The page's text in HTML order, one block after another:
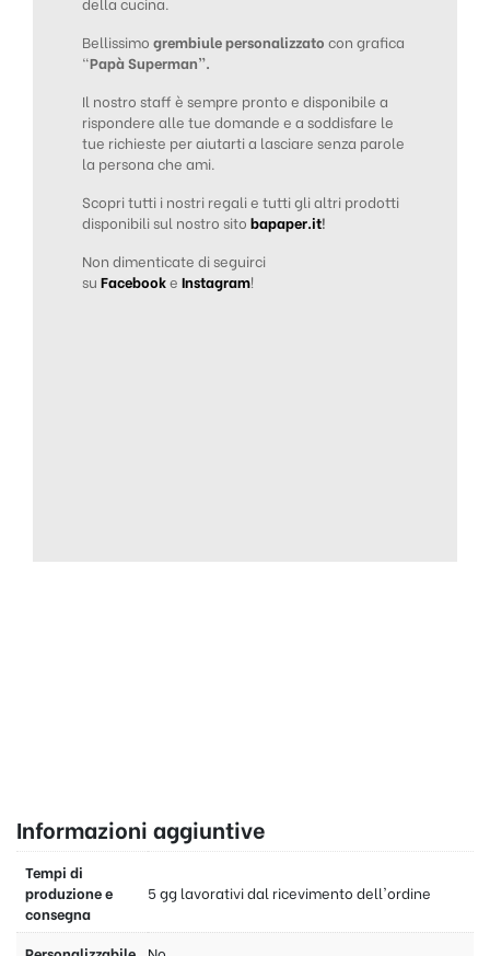
Bellissimo grembiule personalizzato con grafica
“Papà Superman”.
Il nostro staff è sempre pronto e disponibile a
rispondere alle tue domande e a soddisfare le
tue richieste per aiutarti a lasciare senza parole
la persona che ami.
Scopri tutti i nostri regali e tutti gli altri prodotti
disponibili sul nostro sito bapaper.it!
Non dimenticate di seguirci
su Facebooke Instagram!
Informazioni aggiuntive
Tempi di
produzione e
consegna
5 gg lavorativi dal ricevimento dell'ordine